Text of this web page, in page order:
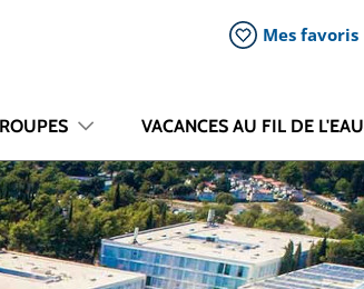
Mes favoris
VACANCES AU FIL DE L'EAU